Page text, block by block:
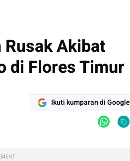
Rusak Akibat
di Flores Timur
Ikuti kumparan di Google